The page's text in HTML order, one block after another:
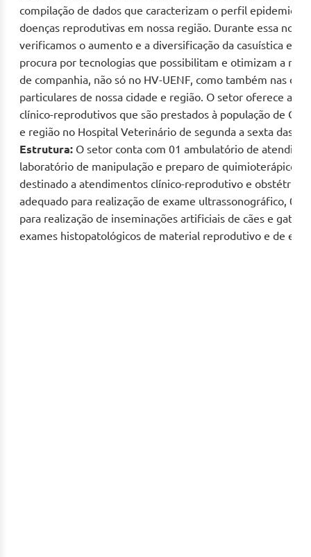
compilação de dados que caracterizam o perfil
doenças reprodutivas em nossa região. Durante essa
verificamos o aumento e a diversificação da casuística e o
procura por tecnologias que possibilitam e otimizam a
de companhia, não só no HV-UENF, como também nas
particulares de nossa cidade e região. O setor oferece
clínico-reprodutivos que são prestados à população de
e região no Hospital Veterinário de segunda a sexta das
Estrutura: O setor conta com 01 ambulatório de
laboratório de manipulação e preparo de quimioterápicos,
destinado a atendimentos clínico-reprodutivo e obstétrico
adequado para realização de exame ultrassonográfico, 01
para realização de inseminações artificiais de cães e gatos
exames histopatológicos de material reprodutivo e de